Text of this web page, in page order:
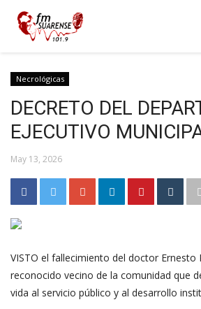
Necrológicas
DECRETO DEL
EJECUTIVO
May 13, 2026
VISTO el fallecimiento del doctor Ernesto
reconocido vecino de la comunidad que
vida al servicio público y al desarrollo